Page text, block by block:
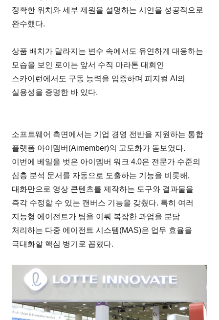
정확한 위치와 세부 제원을 설명하는 시연을 성공적으로
완수했다.
상품 배치가 달라지는 변수 속에서도 유연하게 대응하는
모습을 보인 로이는 앞서 수직 마라톤 대회인
스카이런에서도 구동 능력을 입증하며 피지컬 AI의
실용성을 증명한 바 있다.
소프트웨어 측면에서는 기업 경영 전반을 지원하는 통합
플랫폼 아이멤버(Aimember)의 고도화가 돋보였다.
이번에 베일을 벗은 아이멤버 워크 4.0은 전문가 수준의
심층 분석 문서를 자동으로 도출하는 기능을 비롯해,
대화만으로 영상 콘텐츠를 제작하는 도구와 결과물을
즉각 수정할 수 있는 캔버스 기능을 갖췄다. 특히 여러
지능형 에이전트가 팀을 이뤄 복잡한 과업을 분담
처리하는 다중 에이전트 시스템(MAS)은 업무 효율을
극대화할 핵심 병기로 꼽혔다.